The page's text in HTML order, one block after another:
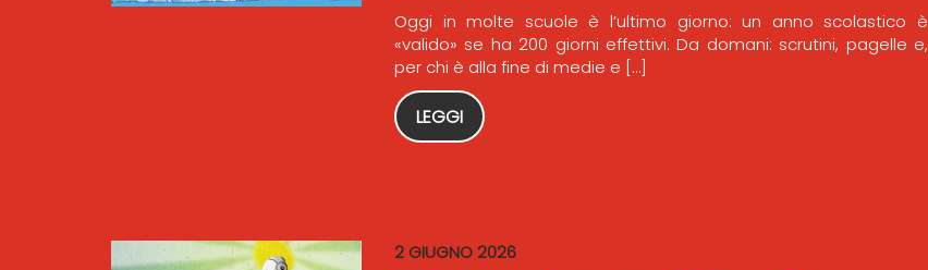
Oggi in molte scuole è l’ultimo giorno: un anno scolastico è
«valido» se ha 200 giorni effettivi. Da domani: scrutini, pagelle e,
per chi è alla fine di medie e […]
LEGGI
2 GIUGNO 2026